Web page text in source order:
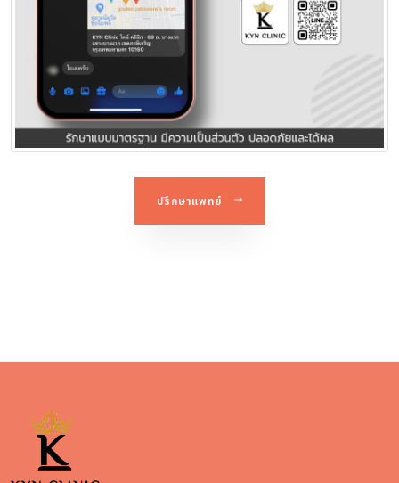
ปรึกษาแพทย์